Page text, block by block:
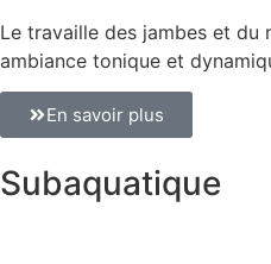
Le travaille des jambes et du
ambiance tonique et
En savoir plus
Subaquatique